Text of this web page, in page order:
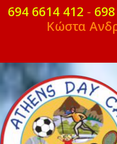
694 6614 412 -
Κώστα